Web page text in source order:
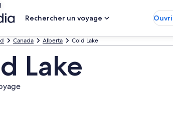
Rechercher un voyage
Canada Alberta Cold Lake
Lake